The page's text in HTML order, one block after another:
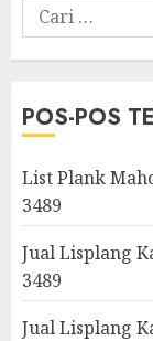
POS-POS
List Plank
3489
Jual Lisplang
3489
Jual Lisplang